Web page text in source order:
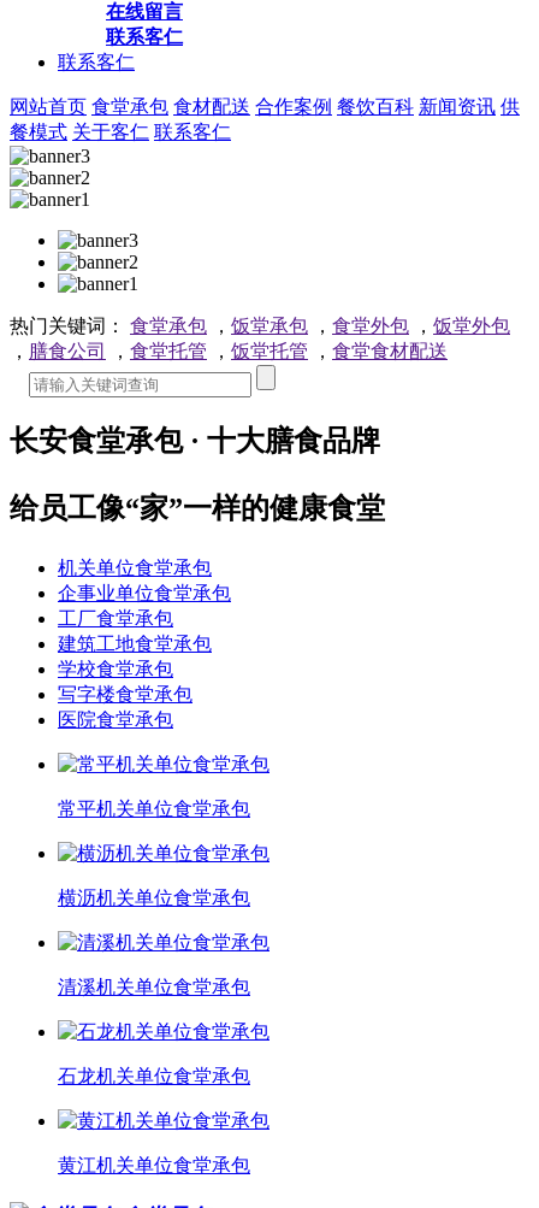
在线留言
联系客仁
联系客仁
网站首页 食堂承包 食材配送 合作案例 餐饮百科 新闻资讯 供
餐模式 关于客仁 联系客仁
热门关键词： 食堂承包 ， 饭堂承包 ， 食堂外包 ， 饭堂外包
， 膳食公司 ， 食堂托管 ， 饭堂托管 ， 食堂食材配送
长安食堂承包 · 十大膳食品牌
给员工像“家”一样的健康食堂
机关单位食堂承包
企事业单位食堂承包
工厂食堂承包
建筑工地食堂承包
学校食堂承包
写字楼食堂承包
医院食堂承包
常平机关单位食堂承包
横沥机关单位食堂承包
清溪机关单位食堂承包
石龙机关单位食堂承包
黄江机关单位食堂承包